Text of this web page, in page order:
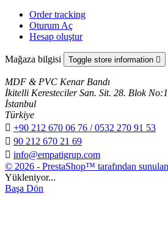
Order tracking
Oturum Aç
Hesap oluştur
Mağaza bilgisi Toggle store information 
MDF & PVC Kenar Bandı
İkitelli Keresteciler San. Sit. 28. Blok
İstanbul
Türkiye
 +90 212 670 06 76 / 0532 270 91 53
 90 212 670 21 69
 info@empatigrup.com
© 2026 - PrestaShop™ tarafından sunulan
Yükleniyor...
Başa Dön